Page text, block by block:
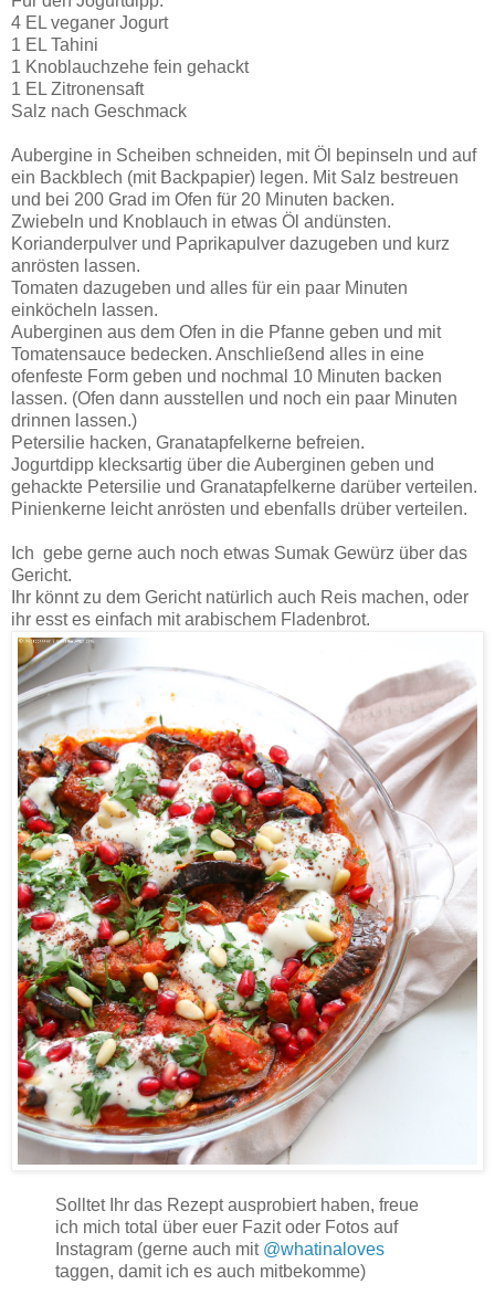
4 EL veganer Jogurt
1 EL Tahini
1 Knoblauchzehe fein gehackt
1 EL Zitronensaft
Salz nach Geschmack
Aubergine in Scheiben schneiden, mit Öl bepinseln und auf
ein Backblech (mit Backpapier) legen. Mit Salz bestreuen
und bei 200 Grad im Ofen für 20 Minuten backen.
Zwiebeln und Knoblauch in etwas Öl andünsten.
Korianderpulver und Paprikapulver dazugeben und kurz
anrösten lassen.
Tomaten dazugeben und alles für ein paar Minuten
einköcheln lassen.
Auberginen aus dem Ofen in die Pfanne geben und mit
Tomatensauce bedecken. Anschließend alles in eine
ofenfeste Form geben und nochmal 10 Minuten backen
lassen. (Ofen dann ausstellen und noch ein paar Minuten
drinnen lassen.)
Petersilie hacken, Granatapfelkerne befreien.
Jogurtdipp klecksartig über die Auberginen geben und
gehackte Petersilie und Granatapfelkerne darüber verteilen.
Pinienkerne leicht anrösten und ebenfalls drüber verteilen.
Ich gebe gerne auch noch etwas Sumak Gewürz über das
Gericht.
Ihr könnt zu dem Gericht natürlich auch Reis machen, oder
ihr esst es einfach mit arabischem Fladenbrot.
Solltet Ihr das Rezept ausprobiert haben, freue
ich mich total über euer Fazit oder Fotos auf
Instagram (gerne auch mit @whatinaloves
taggen, damit ich es auch mitbekomme)